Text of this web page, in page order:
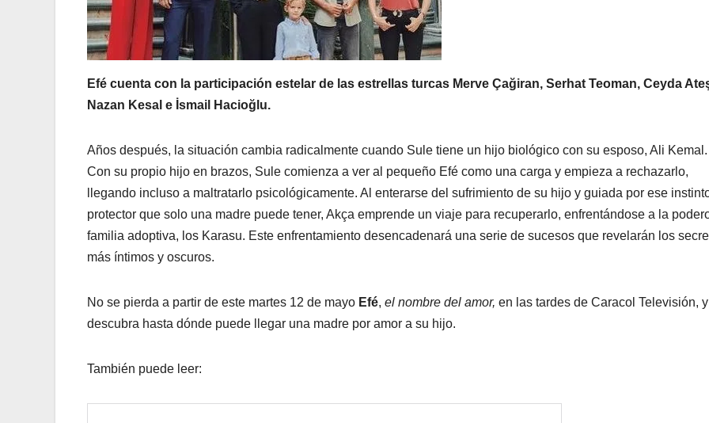
Efé cuenta con la participación estelar de las estrellas turcas Merve Çağiran, Serhat Teoman, Ceyda
Nazan Kesal e İsmail Hacioğlu.
Años después, la situación cambia radicalmente cuando Sule tiene un hijo biológico con su esposo, Ali Kemal.
Con su propio hijo en brazos, Sule comienza a ver al pequeño Efé como una carga y empieza a rechazarlo,
llegando incluso a maltratarlo psicológicamente. Al enterarse del sufrimiento de su hijo y guiada por ese
protector que solo una madre puede tener, Akça emprende un viaje para recuperarlo, enfrentándose a la
familia adoptiva, los Karasu. Este enfrentamiento desencadenará una serie de sucesos que revelarán los
más íntimos y oscuros.
No se pierda a partir de este martes 12 de mayo Efé, el nombre del amor, en las tardes de Caracol Televisión, y
descubra hasta dónde puede llegar una madre por amor a su hijo.
También puede leer: